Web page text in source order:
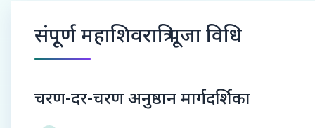
संपूर्ण महाशिवरात्रि पूजा विधि
चरण-दर-चरण अनुष्ठान मार्गदर्शिका